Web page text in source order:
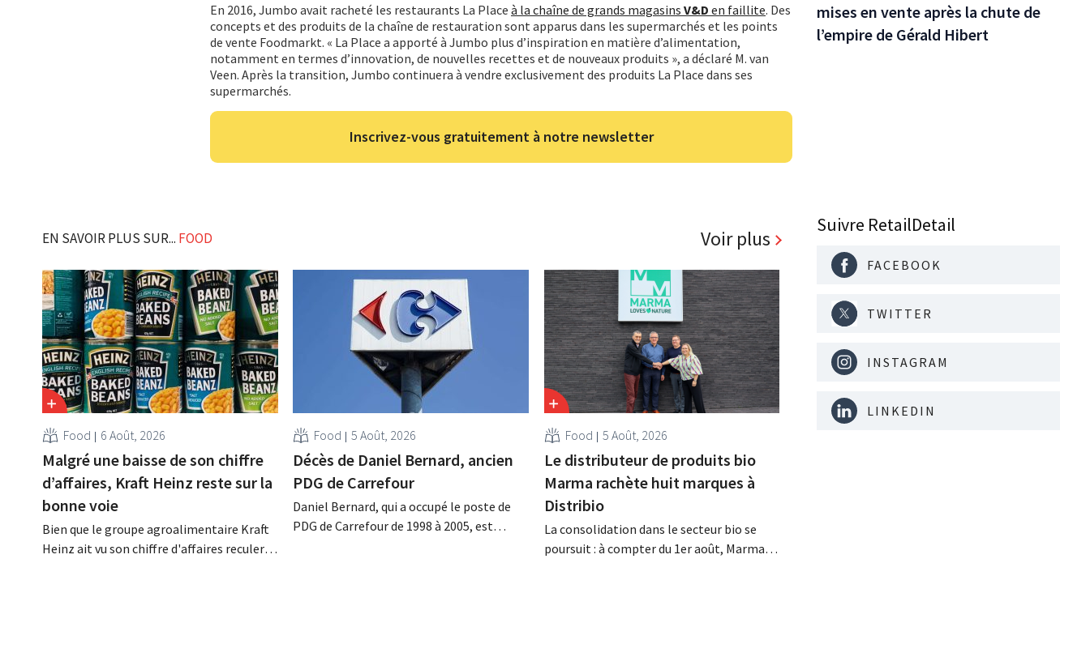
En 2016, Jumbo avait racheté les restaurants La Place à la chaîne de grands magasins V&D en faillite. Des
concepts et des produits de la chaîne de restauration sont apparus dans les supermarchés et les points
de vente Foodmarkt. « La Place a apporté à Jumbo plus d’inspiration en matière d’alimentation,
notamment en termes d’innovation, de nouvelles recettes et de nouveaux produits », a déclaré M. van
Veen. Après la transition, Jumbo continuera à vendre exclusivement des produits La Place dans ses
supermarchés.
Inscrivez-vous gratuitement à notre newsletter
EN SAVOIR PLUS SUR... FOOD Voir plus
Food 6 Août, 2026
Malgré une baisse de son chiffre
d’affaires, Kraft Heinz reste sur la
bonne voie
Bien que le groupe agroalimentaire Kraft
Heinz ait vu son chiffre d'affaires reculer
Food 5 Août, 2026
Décès de Daniel Bernard, ancien
PDG de Carrefour
Daniel Bernard, qui a occupé le poste de
PDG de Carrefour de 1998 à 2005, est
Food 5 Août, 2026
Le distributeur de produits bio
Marma rachète huit marques à
Distribio
La consolidation dans le secteur bio se
poursuit : à compter du 1er août, Marma,
mises en vente après la chute de
l’empire de Gérald Hibert
Suivre RetailDetail
FACEBOOK
TWITTER
INSTAGRAM
LINKEDIN